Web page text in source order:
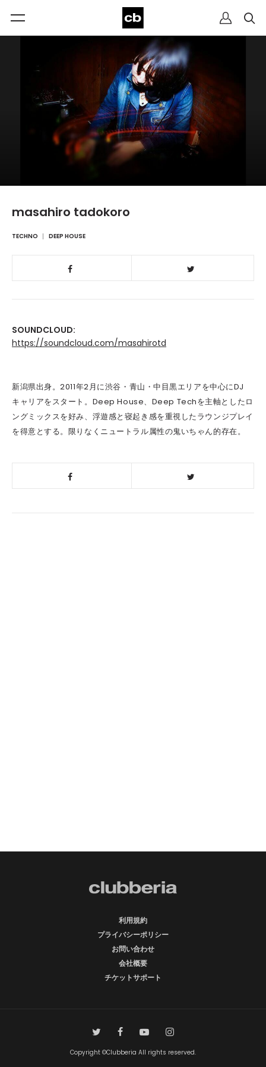
masahiro tadokoro
TECHNO DEEP HOUSE
SOUNDCLOUD:
https://soundcloud.com/masahirotd
新潟県出身。2011年2月に渋谷・青山・中目黒エリアを中心にDJ
キャリアをスタート。 Deep House、Deep Techを主軸としたロ
ングミックスを好み、 浮遊感と寝起き感を重視したラウンジプレイ
を得意とする。 限りなくニュートラル属性の鬼いちゃん的存在。
利用規約
プライバシーポリシー
お問い合わせ
会社概要
チケットサポート
Copyright ©Clubberia All rights reserved.